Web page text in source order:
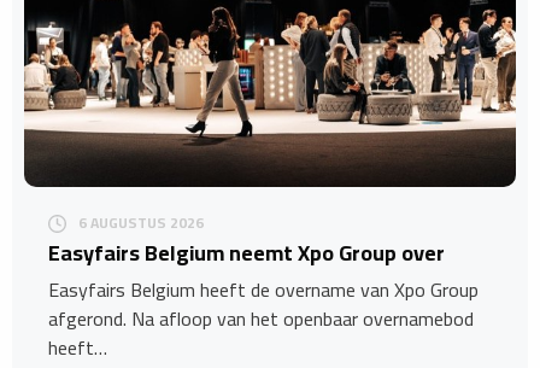
6 AUGUSTUS 2026
Easyfairs Belgium neemt Xpo Group over
Easyfairs Belgium heeft de overname van Xpo Group
afgerond. Na afloop van het openbaar overnamebod
heeft…